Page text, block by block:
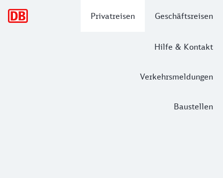
Privatreisen Geschäftsreisen
Hilfe & Kontakt
Verkehrsmeldungen
Baustellen